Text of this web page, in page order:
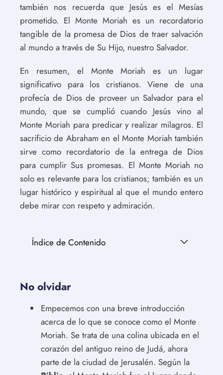
también nos recuerda que Jesús es el Mesías
prometido. El Monte Moriah es un recordatorio
tangible de la promesa de Dios de traer salvación
al mundo a través de Su Hijo, nuestro Salvador.
En resumen, el Monte Moriah es un lugar
significativo para los cristianos. Viene de una
profecía de Dios de proveer un Salvador para el
mundo, que se cumplió cuando Jesús vino al
Monte Moriah para predicar y realizar milagros. El
sacrificio de Abraham en el Monte Moriah también
sirve como recordatorio de la entrega de Dios
para cumplir Sus promesas. El Monte Moriah no
solo es relevante para los cristianos; también es un
lugar histórico y espiritual al que el mundo entero
debe mirar con respeto y admiración.
Índice de Contenido
No olvidar
Empecemos con una breve introducción
acerca de lo que se conoce como el Monte
Moriah. Se trata de una colina ubicada en el
corazón del antiguo reino de Judá, ahora
parte de la ciudad de Jerusalén. Según la